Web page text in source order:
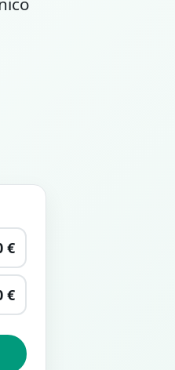
€
€